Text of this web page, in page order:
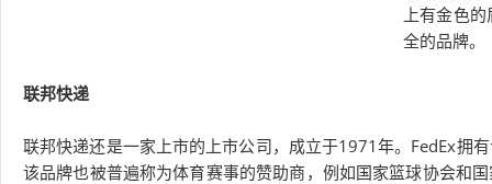
上有金色
全的品牌。
联邦快递
联邦快递还是一家上市的上市公司，成立于1971年。FedEx拥
该品牌也被普遍称为体育赛事的赞助商，例如国家篮球协会和